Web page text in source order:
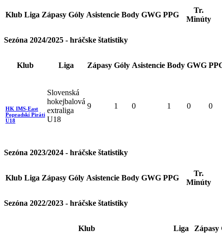
Klub Liga Zápasy Góly Asistencie Body GWG PPG
Tr.
Minúty
Sezóna 2024/2025 - hráčske štatistiky
Klub Liga Zápasy Góly Asistencie Body GWG
HK IMS-East
Popradskí Piráti
U18
Slovenská
hokejbalová
extraliga
U18
9 1 0 1 0 0
Sezóna 2023/2024 - hráčske štatistiky
Klub Liga Zápasy Góly Asistencie Body GWG PPG
Tr.
Minúty
Sezóna 2022/2023 - hráčske štatistiky
Klub Liga Zápasy